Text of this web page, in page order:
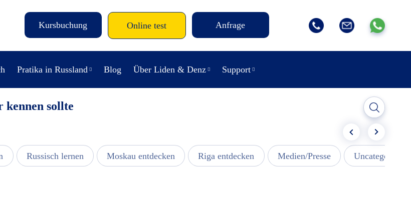
Kursbuchung Online test Anfrage
Pratika in Russland Blog Über Liden & Denz Support
kennen sollte
Russisch lernen Moskau entdecken Riga entdecken Medien/Presse Uncategorized